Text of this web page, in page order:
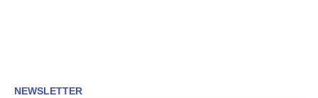
NEWSLETTER